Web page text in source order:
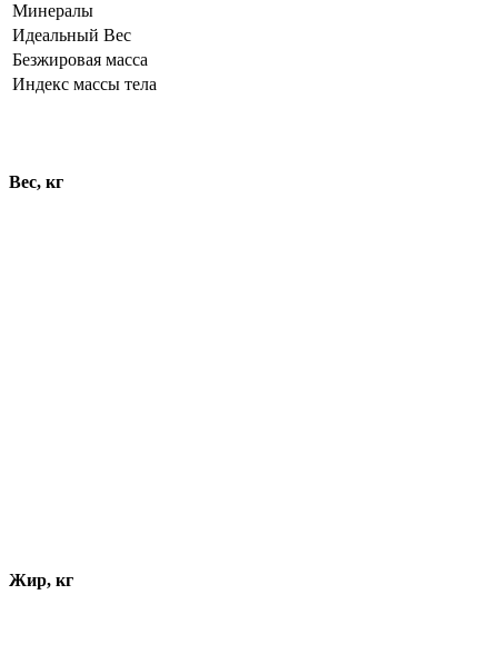
Минералы
Идеальный Вес
Безжировая масса
Индекс массы тела
Вес, кг
Жир, кг